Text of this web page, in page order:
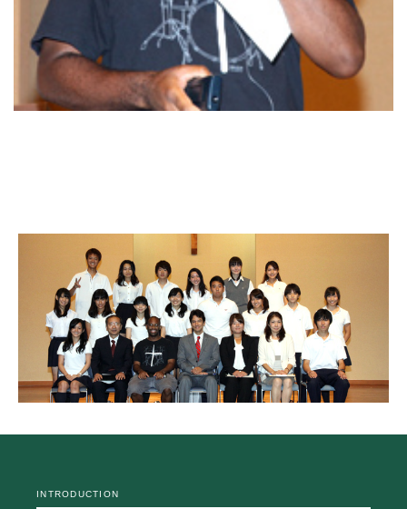
INTRODUCTION